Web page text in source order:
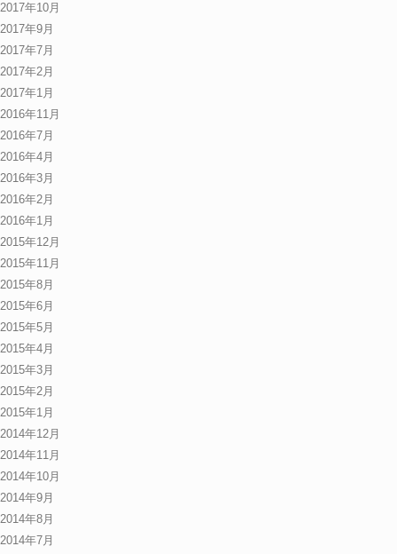
2017年10月
2017年9月
2017年7月
2017年2月
2017年1月
2016年11月
2016年7月
2016年4月
2016年3月
2016年2月
2016年1月
2015年12月
2015年11月
2015年8月
2015年6月
2015年5月
2015年4月
2015年3月
2015年2月
2015年1月
2014年12月
2014年11月
2014年10月
2014年9月
2014年8月
2014年7月